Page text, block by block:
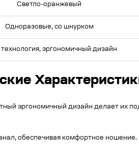
Светло-оранжевый
Одноразовые, со шнурком
эргономичный дизайн
эргономичный дизайн делает их
обеспечивая комфортное ношение.